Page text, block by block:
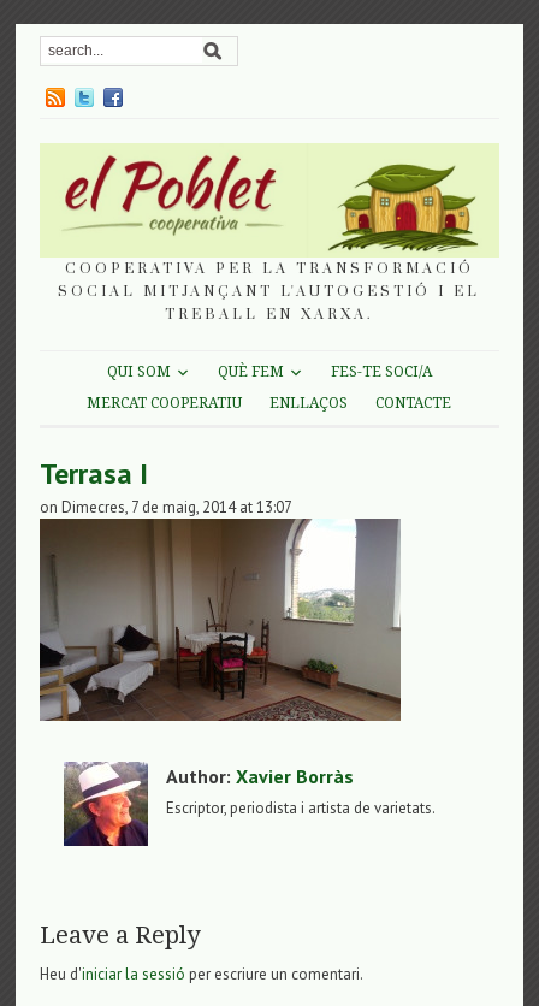
COOPERATIVA PER LA TRANSFORMACIÓ
SOCIAL MITJANÇANT L'AUTOGESTIÓ I EL
TREBALL EN XARXA.
QUI SOM QUÈ FEM
FES-TE SOCI/A
MERCAT COOPERATIU
ENLLAÇOS CONTACTE
Terrasa I
on Dimecres, 7 de maig, 2014 at 13:07
Author:Xavier Borràs
Escriptor, periodista i artista de varietats.
Leave a Reply
Heu d'iniciar la sessió per escriure un comentari.